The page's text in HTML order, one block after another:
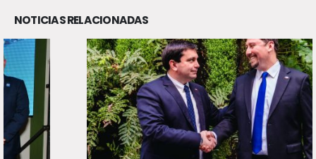
NOTICIAS RELACIONADAS